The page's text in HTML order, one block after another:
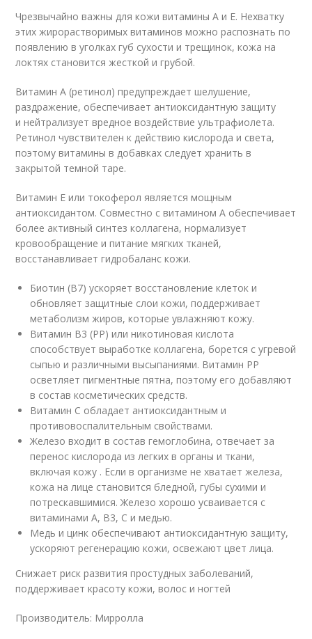
Чрезвычайно важны для кожи витамины А и E. Нехватку
этих жирорастворимых витаминов можно распознать по
появлению в уголках губ сухости и трещинок, кожа на
локтях становится жесткой и грубой.
Витамин A (ретинол) предупреждает шелушение,
раздражение, обеспечивает антиоксидантную защиту
и нейтрализует вредное воздействие ультрафиолета.
Ретинол чувствителен к действию кислорода и света,
поэтому витамины в добавках следует хранить в
закрытой темной таре.
Витамин Е или токоферол является мощным
антиоксидантом. Совместно с витамином A обеспечивает
более активный синтез коллагена, нормализует
кровообращение и питание мягких тканей,
восстанавливает гидробаланс кожи.
Биотин (B7) ускоряет восстановление клеток и
обновляет защитные слои кожи, поддерживает
метаболизм жиров, которые увлажняют кожу.
Витамин B3 (PP) или никотиновая кислота
способствует выработке коллагена, борется с угревой
сыпью и различными высыпаниями. Витамин PP
осветляет пигментные пятна, поэтому его добавляют
в состав косметических средств.
Витамин C обладает антиоксидантным и
противовоспалительным свойствами.
Железо входит в состав гемоглобина, отвечает за
перенос кислорода из легких в органы и ткани,
включая кожу . Если в организме не хватает железа,
кожа на лице становится бледной, губы сухими и
потрескавшимися. Железо хорошо усваивается с
витаминами А, B3, С и медью.
Медь и цинк обеспечивают антиоксидантную защиту,
ускоряют регенерацию кожи, освежают цвет лица.
Снижает риск развития простудных заболеваний,
поддерживает красоту кожи, волос и ногтей
Производитель: Мирролла